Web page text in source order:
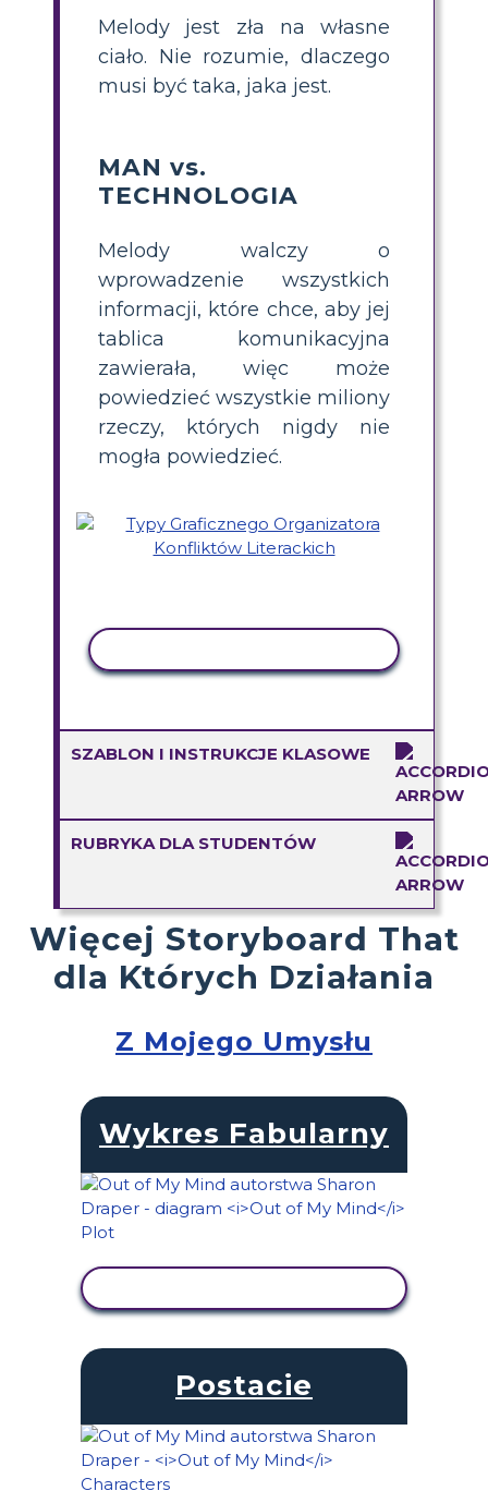
Melody jest zła na własne
ciało. Nie rozumie, dlaczego
musi być taka, jaka jest.
MAN vs.
TECHNOLOGIA
Melody walczy o
wprowadzenie wszystkich
informacji, które chce, aby jej
tablica komunikacyjna
zawierała, więc może
powiedzieć wszystkie miliony
rzeczy, których nigdy nie
mogła powiedzieć.
SZABLON I INSTRUKCJE KLASOWE
RUBRYKA DLA STUDENTÓW
Więcej Storyboard That
dla Których Działania
Z Mojego Umysłu
Wykres Fabularny
Postacie